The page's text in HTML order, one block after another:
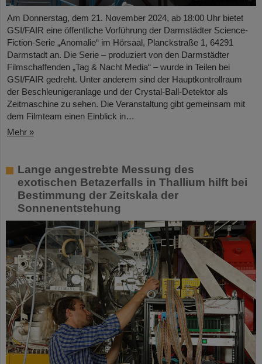
Am Donnerstag, dem 21. November 2024, ab 18:00 Uhr bietet
GSI/FAIR eine öffentliche Vorführung der Darmstädter Science-
Fiction-Serie „Anomalie“ im Hörsaal, Planckstraße 1, 64291
Darmstadt an. Die Serie – produziert von den Darmstädter
Filmschaffenden „Tag & Nacht Media“ – wurde in Teilen bei
GSI/FAIR gedreht. Unter anderem sind der Hauptkontrollraum
der Beschleunigeranlage und der Crystal-Ball-Detektor als
Zeitmaschine zu sehen. Die Veranstaltung gibt gemeinsam mit
dem Filmteam einen Einblick in…
Mehr »
Lange angestrebte Messung des
exotischen Betazerfalls in Thallium hilft bei
Bestimmung der Zeitskala der
Sonnenentstehung